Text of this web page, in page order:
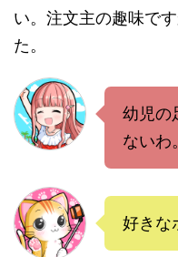
い。注文主の趣味で
た。
幼児の
ないわ。
好きな